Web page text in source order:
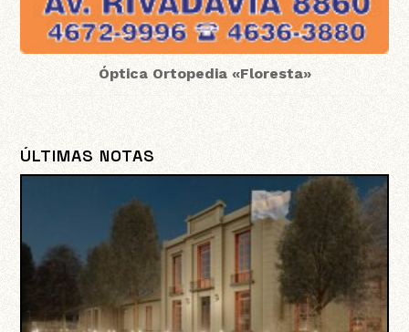
Óptica Ortopedia «Floresta»
ÚLTIMAS NOTAS